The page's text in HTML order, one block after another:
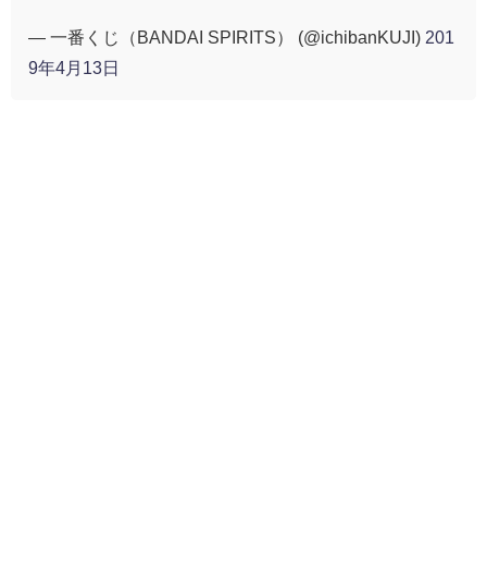
— 一番くじ（BANDAI SPIRITS） (@ichibanKUJI) 201
9年4月13日